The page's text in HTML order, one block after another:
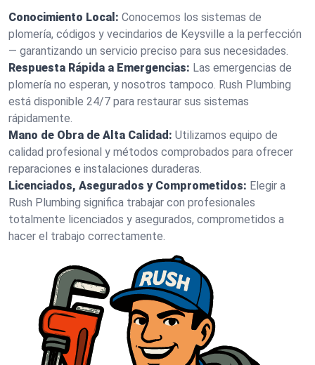
Conocimiento Local: Conocemos los sistemas de
plomería, códigos y vecindarios de Keysville a la perfección
— garantizando un servicio preciso para sus necesidades.
Respuesta Rápida a Emergencias: Las emergencias de
plomería no esperan, y nosotros tampoco. Rush Plumbing
está disponible 24/7 para restaurar sus sistemas
rápidamente.
Mano de Obra de Alta Calidad: Utilizamos equipo de
calidad profesional y métodos comprobados para ofrecer
reparaciones e instalaciones duraderas.
Licenciados, Asegurados y Comprometidos: Elegir a
Rush Plumbing significa trabajar con profesionales
totalmente licenciados y asegurados, comprometidos a
hacer el trabajo correctamente.